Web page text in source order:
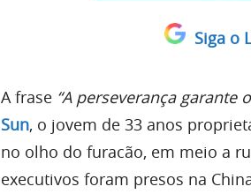
Siga o
A frase “A perseverança garante
Sun, o jovem de 33 anos
no olho do furacão, em meio a
executivos foram presos na